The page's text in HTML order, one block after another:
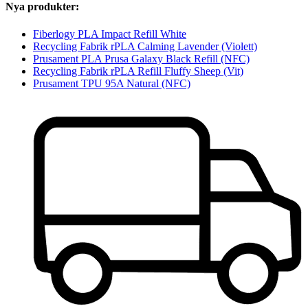
Nya produkter:
Fiberlogy PLA Impact Refill White
Recycling Fabrik rPLA Calming Lavender (Violett)
Prusament PLA Prusa Galaxy Black Refill (NFC)
Recycling Fabrik rPLA Refill Fluffy Sheep (Vit)
Prusament TPU 95A Natural (NFC)